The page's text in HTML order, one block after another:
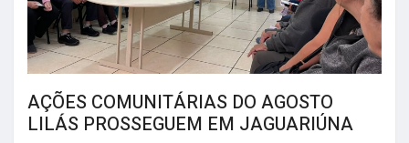
AÇÕES COMUNITÁRIAS DO AGOSTO
LILÁS PROSSEGUEM EM JAGUARIÚNA